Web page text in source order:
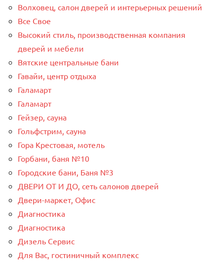
Волховец, салон дверей и интерьерных решений
Все Свое
Высокий стиль, производственная компания
дверей и мебели
Вятские центральные бани
Гавайи, центр отдыха
Галамарт
Галамарт
Гейзер, сауна
Гольфстрим, сауна
Гора Крестовая, мотель
Горбани, баня №10
Городские бани, Баня №3
ДВЕРИ ОТ И ДО, сеть салонов дверей
Двери-маркет, Офис
Диагностика
Диагностика
Дизель Сервис
Для Вас, гостиничный комплекс